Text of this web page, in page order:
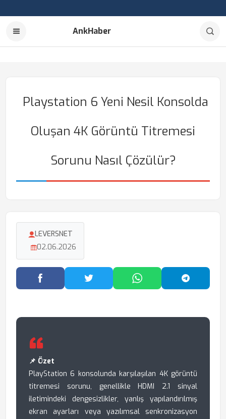
AnkHaber
Playstation 6 Yeni Nesil Konsolda
Oluşan 4K Görüntü Titremesi
Sorunu Nasıl Çözülür?
LEVERSNET
02.06.2026
Facebook'ta PaylaşTwitter'da PaylaşWhatsApp'ta Paylaş
📌 Özet
PlayStation 6 konsolunda karşılaşılan 4K görüntü
titremesi sorunu, genellikle HDMI 2.1 sinyal
iletimindeki dengesizlikler, yanlış yapılandırılmış
ekran ayarları veya yazılımsal senkronizasyon